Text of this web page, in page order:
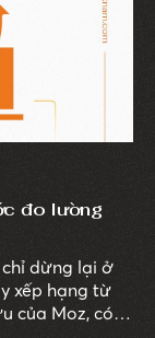
đo lường
dừng lại ở
xếp hạng từ
của Moz, có